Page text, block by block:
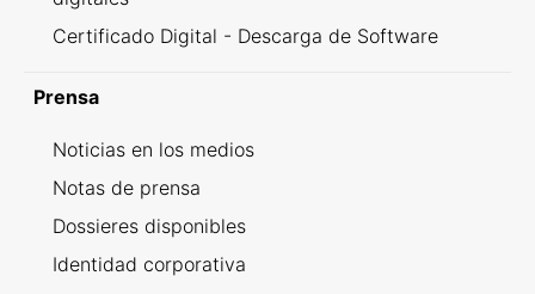
Certificado Digital - Descarga de Software
Prensa
Noticias en los medios
Notas de prensa
Dossieres disponibles
Identidad corporativa